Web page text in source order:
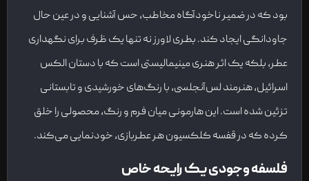
بود که در ضمیر ناخودآگاه مخاطب، حس آشنایی و در عین حال
جاودانگی ایجاد کند. بطری لاورز نه تنها یک ظرف برای نگهداری
عطر، بلکه یک اثر هنری مینیمالیستی است که با دستان الکس
اسرائیل، هنرمند لس‌آنجلسی، با رنگ‌های خورشیدی و تابستانی
تزئین شده است. این هارمونی میان فرم و رنگ، محصولی را خلق
کرده که در قفسه کلکسیون هر عطربازی، خودنمایی می‌کند.
فلسفه وجودی یک رایحه خاص